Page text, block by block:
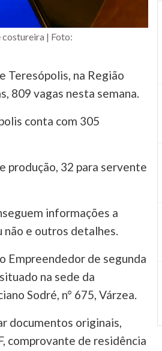
costureira | Foto:
Teresópolis, na Região
809 vagas nesta semana.
conta com 305
produção, 32 para servente
informações a
não e outros detalhes.
Empreendedor de segunda
na sede da
Sodré, n° 675, Várzea.
documentos originais,
comprovante de residência